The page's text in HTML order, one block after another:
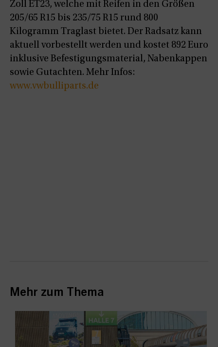
Zoll ET23, welche mit Reifen in den Größen
205/65 R15 bis 235/75 R15 rund 800
Kilogramm Traglast bietet. Der Radsatz kann
aktuell vorbestellt werden und kostet 892 Euro
inklusive Befestigungsmaterial, Nabenkappen
sowie Gutachten. Mehr Infos:
www.vwbulliparts.de
Mehr zum Thema